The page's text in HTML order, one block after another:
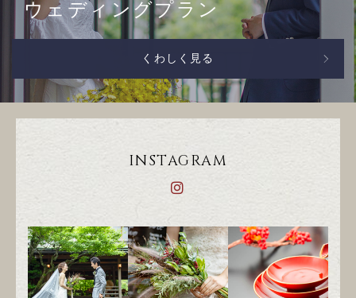
ウェディングプラン
くわしく見る
INSTAGRAM